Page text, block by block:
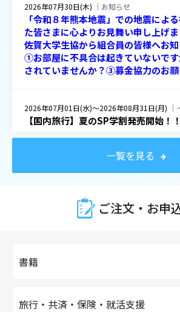
2026年07月30日(木) ｜お知らせ
「令和８年熊本地震」での地震によ
た皆さまに心よりお見舞い申し上げ
佐賀大学生協から組合員の皆様へお
①お部屋に不具合は起きていないで
されていませんか？③募金協力のお
2026年07月01日(水)～2026年08月31日(月)
【国内旅行】夏のSP学割発売開始！！
2026年06月19日(金)～2026年08月31日(月)
【27卒向け】卒業袴 学内試着会のご
2023年11月16日(木)
一覧を見る
ご注文・お申
書籍
旅行・共済・保険・就活支援